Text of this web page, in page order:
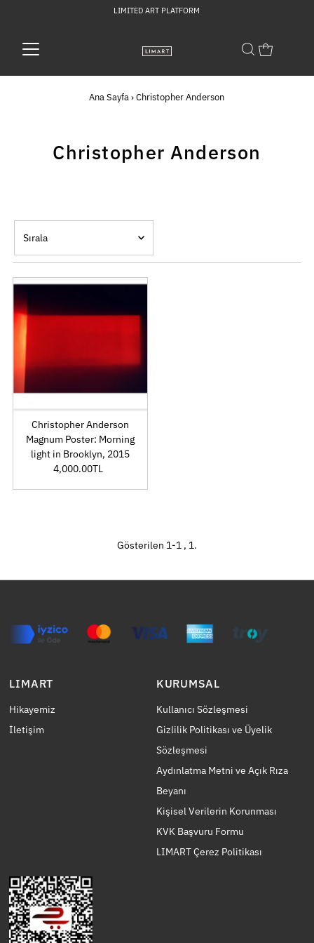
LIMITED ART PLATFORM
Ana Sayfa › Christopher Anderson
Christopher Anderson
Öne çıkan
En alakalı
En çok satan
Fiyat, düşükten
yükseğe
Fiyat, yüksekten
düşüğe
Tarih, eskiden yeniye
Tarih, yeniden eskiye
Christopher Anderson
Magnum Poster: Morning
light in Brooklyn, 2015
Fiyat
4,000.00TL
Gösterilen 1-1 , 1.
LIMART
Hikayemiz
İletişim
KURUMSAL
Kullanıcı Sözleşmesi
Gizlilik Politikası ve Üyelik
Sözleşmesi
Aydınlatma Metni ve Açık Rıza
Beyanı
Kişisel Verilerin Korunması
KVK Başvuru Formu
LIMART Çerez Politikası